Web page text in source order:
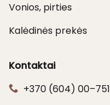
Vonios, pirties
Kalėdinės prekės
Kontaktai
+370 (604) 00–751